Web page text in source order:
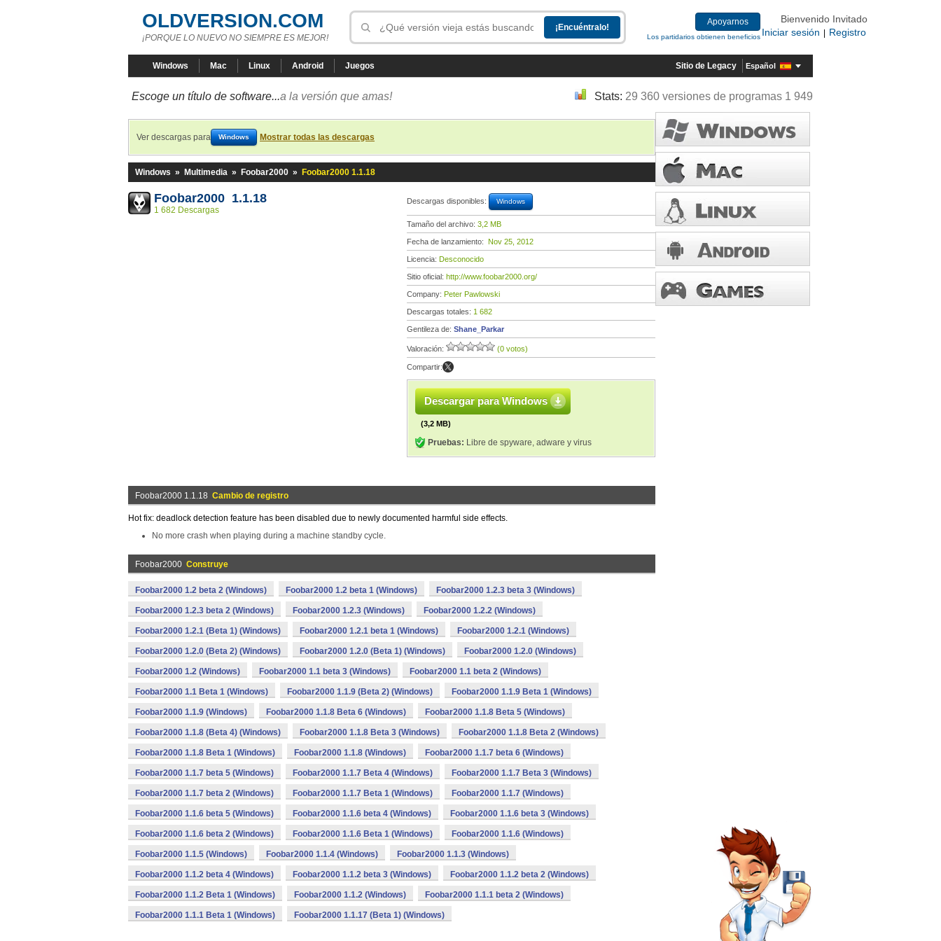
OLDVERSION.COM
¡PORQUE LO NUEVO NO SIEMPRE ES MEJOR!
Apoyarnos
Los partidarios obtienen beneficios
Bienvenido Invitado
Iniciar sesión
Registro
Windows Mac Linux Android Juegos Sitio de Legacy Español
Escoge un título de software...a la versión que amas! Stats: 29 360 versiones de programas 1 949
Ver descargas para Windows Mostrar todas las descargas
Windows » Multimedia » Foobar2000 » Foobar2000 1.1.18
Foobar2000 1.1.18
1 682 Descargas
Descargas disponibles: Windows
Tamaño del archivo: 3,2 MB
Fecha de lanzamiento: Nov 25, 2012
Licencia: Desconocido
Sitio oficial: http://www.foobar2000.org/
Company: Peter Pawlowski
Descargas totales: 1 682
Gentileza de: Shane_Parkar
Valoración: (0 votos)
Compartir:
Descargar para Windows
(3,2 MB)
Pruebas: Libre de spyware, adware y virus
Foobar2000 1.1.18 Cambio de registro
Hot fix: deadlock detection feature has been disabled due to newly documented harmful side effects.
No more crash when playing during a machine standby cycle.
Foobar2000 Construye
Foobar2000 1.2 beta 2 (Windows) Foobar2000 1.2 beta 1 (Windows) Foobar2000 1.2.3 beta 3 (Windows)
Foobar2000 1.2.3 beta 2 (Windows) Foobar2000 1.2.3 (Windows) Foobar2000 1.2.2 (Windows)
Foobar2000 1.2.1 (Beta 1) (Windows) Foobar2000 1.2.1 beta 1 (Windows) Foobar2000 1.2.1 (Windows)
Foobar2000 1.2.0 (Beta 2) (Windows) Foobar2000 1.2.0 (Beta 1) (Windows) Foobar2000 1.2.0 (Windows)
Foobar2000 1.2 (Windows) Foobar2000 1.1 beta 3 (Windows) Foobar2000 1.1 beta 2 (Windows)
Foobar2000 1.1 Beta 1 (Windows) Foobar2000 1.1.9 (Beta 2) (Windows) Foobar2000 1.1.9 Beta 1 (Windows)
Foobar2000 1.1.9 (Windows) Foobar2000 1.1.8 Beta 6 (Windows) Foobar2000 1.1.8 Beta 5 (Windows)
Foobar2000 1.1.8 (Beta 4) (Windows) Foobar2000 1.1.8 Beta 3 (Windows) Foobar2000 1.1.8 Beta 2 (Windows)
Foobar2000 1.1.8 Beta 1 (Windows) Foobar2000 1.1.8 (Windows) Foobar2000 1.1.7 beta 6 (Windows)
Foobar2000 1.1.7 beta 5 (Windows) Foobar2000 1.1.7 Beta 4 (Windows) Foobar2000 1.1.7 Beta 3 (Windows)
Foobar2000 1.1.7 beta 2 (Windows) Foobar2000 1.1.7 Beta 1 (Windows) Foobar2000 1.1.7 (Windows)
Foobar2000 1.1.6 beta 5 (Windows) Foobar2000 1.1.6 beta 4 (Windows) Foobar2000 1.1.6 beta 3 (Windows)
Foobar2000 1.1.6 beta 2 (Windows) Foobar2000 1.1.6 Beta 1 (Windows) Foobar2000 1.1.6 (Windows)
Foobar2000 1.1.5 (Windows) Foobar2000 1.1.4 (Windows) Foobar2000 1.1.3 (Windows)
Foobar2000 1.1.2 beta 4 (Windows) Foobar2000 1.1.2 beta 3 (Windows) Foobar2000 1.1.2 beta 2 (Windows)
Foobar2000 1.1.2 Beta 1 (Windows) Foobar2000 1.1.2 (Windows) Foobar2000 1.1.1 beta 2 (Windows)
Foobar2000 1.1.1 Beta 1 (Windows) Foobar2000 1.1.17 (Beta 1) (Windows)